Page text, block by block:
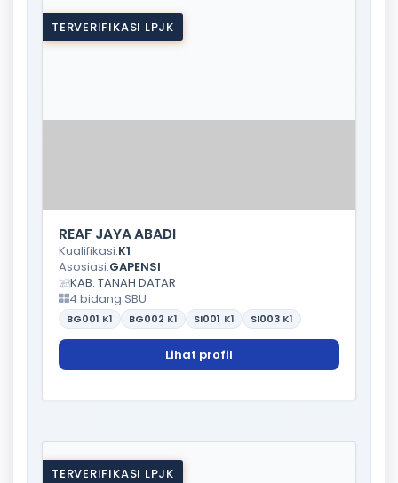
TERVERIFIKASI LPJK
REAF JAYA ABADI
Kualifikasi:K1
Asosiasi:GAPENSI
KAB. TANAH DATAR
4 bidang SBU
BG001 K1 BG002 K1 SI001 K1 SI003 K1
Lihat profil
TERVERIFIKASI LPJK